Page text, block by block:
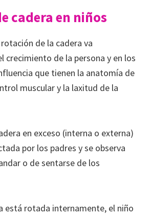
cadera en niños
de la cadera va
crecimiento de la persona y en los
que tienen la anatomía de
muscular y la laxitud de la
en exceso (interna o externa)
por los padres y se observa
o de sentarse de los
está rotada internamente, el niño